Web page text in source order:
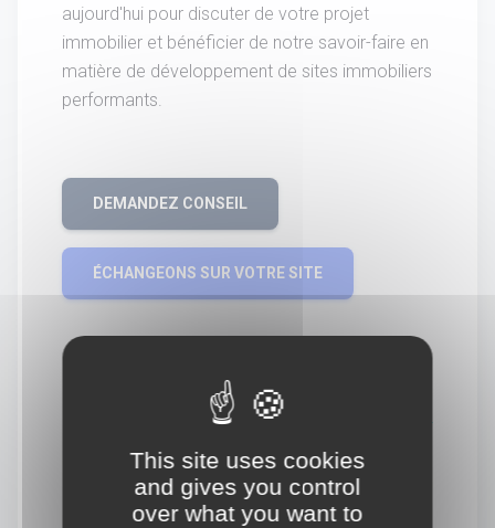
aujourd'hui pour discuter de votre projet
immobilier et bénéficier de notre savoir-faire en
matière de développement de sites immobiliers
performants.
DEMANDEZ CONSEIL
ÉCHANGEONS SUR VOTRE SITE
This site uses cookies
and gives you control
over what you want to